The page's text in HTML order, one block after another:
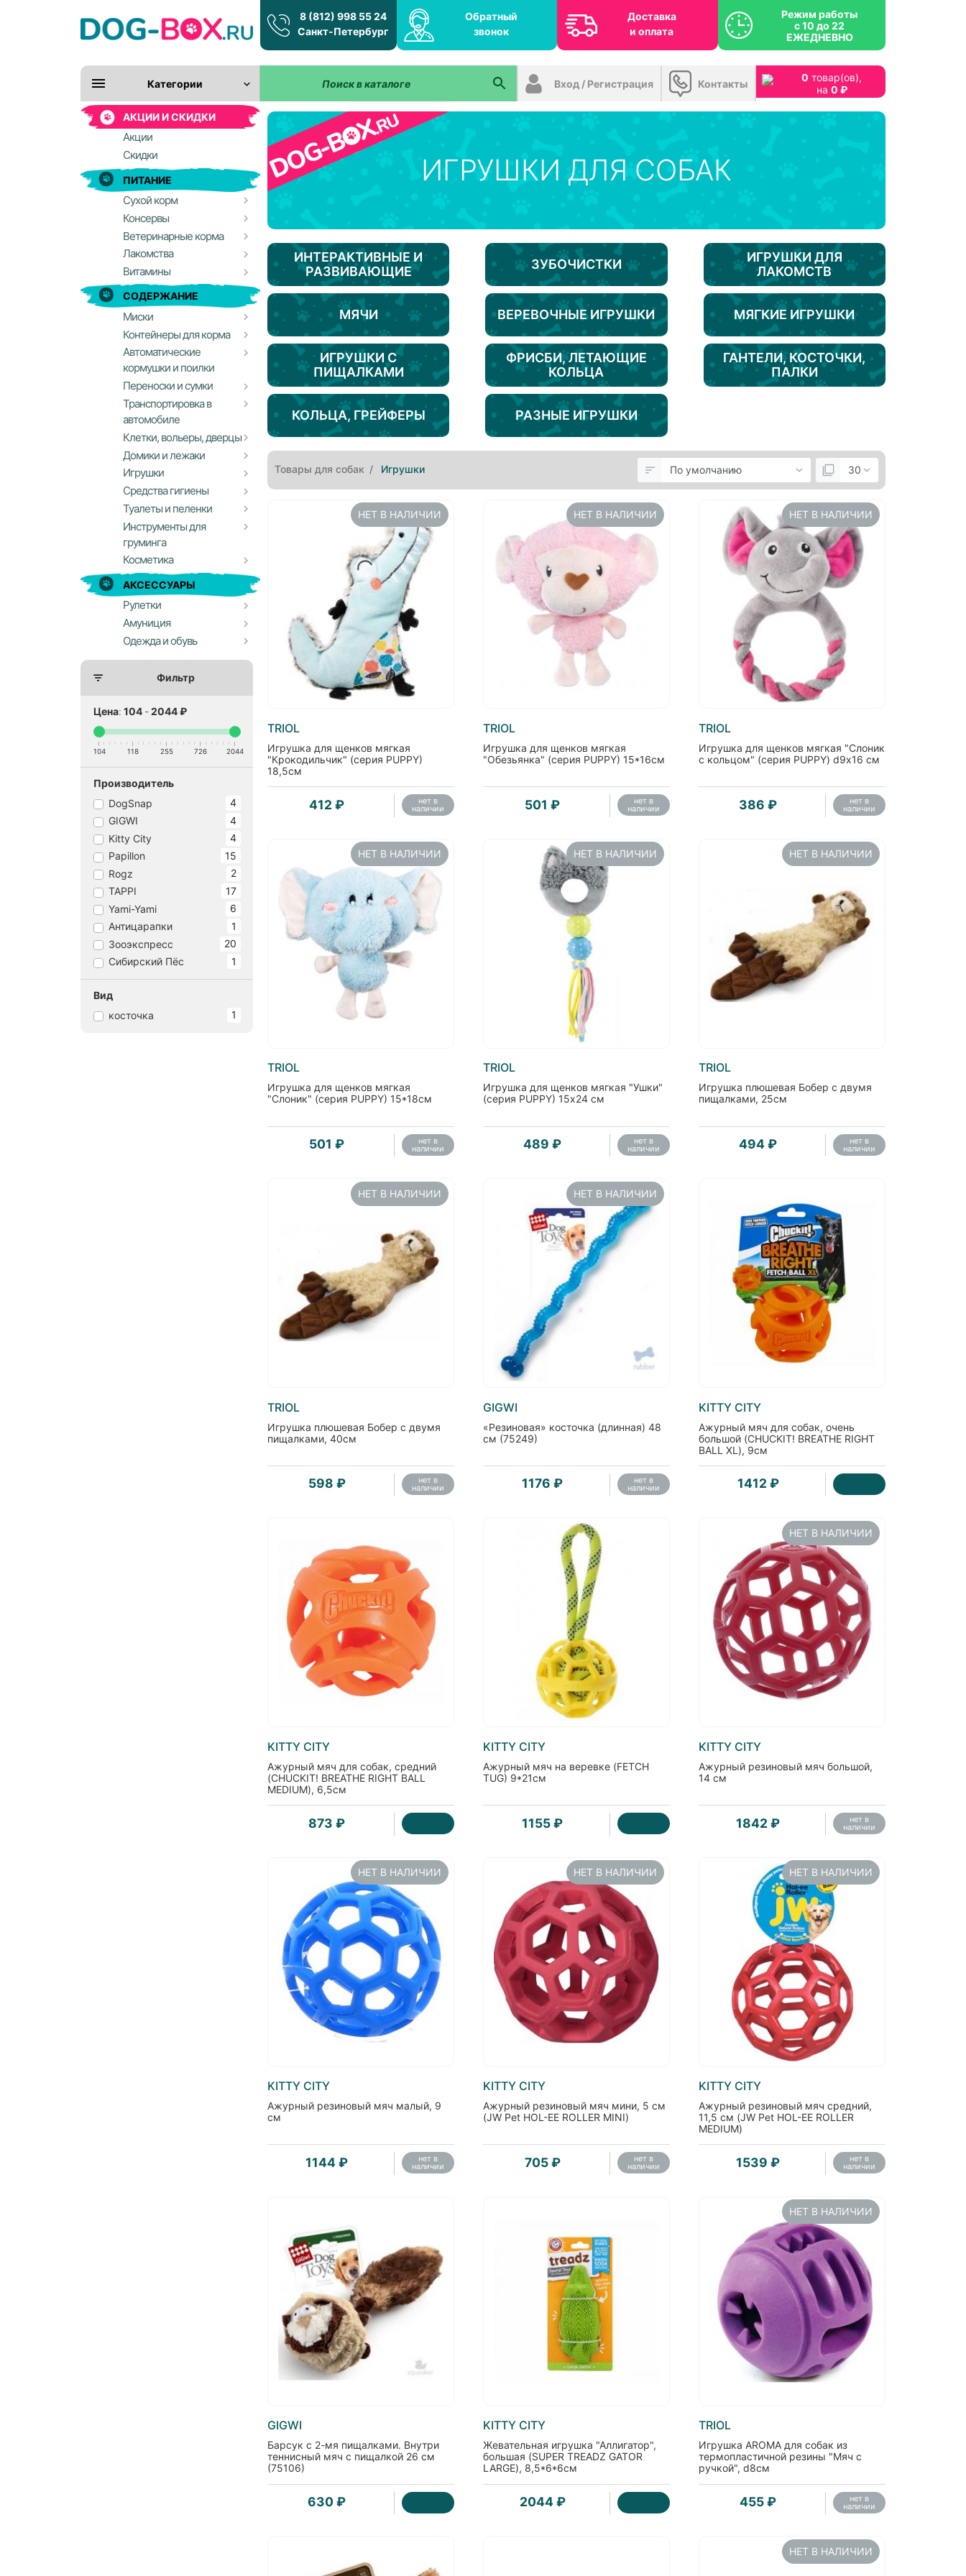
8 (812) 998 55 24
Санкт-Петербург
Обратный
звонок
Доставка
и оплата
Режим работы
с 10 до 22
ЕЖЕДНЕВНО
0 товар(ов),
на 0 ₽
Категории
АКЦИИ И СКИДКИ
Акции
Скидки
ПИТАНИЕ
Сухой корм
Консервы
Ветеринарные корма
Лакомства
Витамины
СОДЕРЖАНИЕ
Миски
Контейнеры для корма
Автоматические
кормушки и поилки
Переноски и сумки
Транспортировка в
автомобиле
Клетки, вольеры, дверцы
Домики и лежаки
Игрушки
Средства гигиены
Туалеты и пеленки
Инструменты для
груминга
Косметика
АКСЕССУАРЫ
Рулетки
Амуниция
Одежда и обувь
Вход / Регистрация Контакты
Фильтр
Цена: 104 - 2044₽
104 118 255 726 2044
Производитель
DogSnap
4
GIGWI
4
Kitty City
4
Papillon
15
Rogz
2
TAPPI
17
Yami-Yami
6
Антицарапки
1
Зооэкспресс
20
Сибирский Пёс
1
Вид
косточка
1
ИГРУШКИ ДЛЯ СОБАК
ИНТЕРАКТИВНЫЕ И
РАЗВИВАЮЩИЕ
ЗУБОЧИСТКИ
ИГРУШКИ ДЛЯ
ЛАКОМСТВ
МЯЧИ ВЕРЕВОЧНЫЕ ИГРУШКИ МЯГКИЕ ИГРУШКИ
ИГРУШКИ С
ПИЩАЛКАМИ
ФРИСБИ, ЛЕТАЮЩИЕ
КОЛЬЦА
ГАНТЕЛИ, КОСТОЧКИ,
ПАЛКИ
КОЛЬЦА, ГРЕЙФЕРЫ РАЗНЫЕ ИГРУШКИ
Товары для собак Игрушки
НЕТ В НАЛИЧИИ
TRIOL
Игрушка для щенков мягкая
"Крокодильчик" (серия PUPPY)
18,5см
412 ₽ нет в
наличии
НЕТ В НАЛИЧИИ
TRIOL
Игрушка для щенков мягкая
"Обезьянка" (серия PUPPY) 15*16см
501 ₽ нет в
наличии
НЕТ В НАЛИЧИИ
TRIOL
Игрушка для щенков мягкая "Слоник
с кольцом" (серия PUPPY) d9х16 см
386 ₽ нет в
наличии
НЕТ В НАЛИЧИИ
TRIOL
Игрушка для щенков мягкая
"Слоник" (серия PUPPY) 15*18см
501 ₽ нет в
наличии
НЕТ В НАЛИЧИИ
TRIOL
Игрушка для щенков мягкая "Ушки"
(серия PUPPY) 15х24 см
489 ₽ нет в
наличии
НЕТ В НАЛИЧИИ
TRIOL
Игрушка плюшевая Бобер с двумя
пищалками, 25см
494 ₽ нет в
наличии
НЕТ В НАЛИЧИИ
TRIOL
Игрушка плюшевая Бобер с двумя
пищалками, 40см
598 ₽ нет в
наличии
НЕТ В НАЛИЧИИ
GIGWI
«Резиновая» косточка (длинная) 48
см (75249)
1176 ₽ нет в
наличии
KITTY CITY
Ажурный мяч для собак, очень
большой (CHUCKIT! BREATHE RIGHT
BALL XL), 9см
1412 ₽
KITTY CITY
Ажурный мяч для собак, средний
(CHUCKIT! BREATHE RIGHT BALL
MEDIUM), 6,5см
873 ₽
KITTY CITY
Ажурный мяч на веревке (FETCH
TUG) 9*21см
1155 ₽
НЕТ В НАЛИЧИИ
KITTY CITY
Ажурный резиновый мяч большой,
14 см
1842 ₽ нет в
наличии
НЕТ В НАЛИЧИИ
KITTY CITY
Ажурный резиновый мяч малый, 9
см
1144 ₽ нет в
наличии
НЕТ В НАЛИЧИИ
KITTY CITY
Ажурный резиновый мяч мини, 5 см
(JW Pet HOL-EE ROLLER MINI)
705 ₽ нет в
наличии
НЕТ В НАЛИЧИИ
KITTY CITY
Ажурный резиновый мяч средний,
11,5 см (JW Pet HOL-EE ROLLER
MEDIUM)
1539 ₽ нет в
наличии
GIGWI
Барсук с 2-мя пищалками. Внутри
теннисный мяч с пищалкой 26 см
(75106)
630 ₽
KITTY CITY
Жевательная игрушка "Аллигатор",
большая (SUPER TREADZ GATOR
LARGE), 8,5*6*6см
2044 ₽
НЕТ В НАЛИЧИИ
TRIOL
Игрушка AROMA для собак из
термопластичной резины "Мяч с
ручкой", d8см
455 ₽ нет в
наличии
НЕТ В НАЛИЧИИ